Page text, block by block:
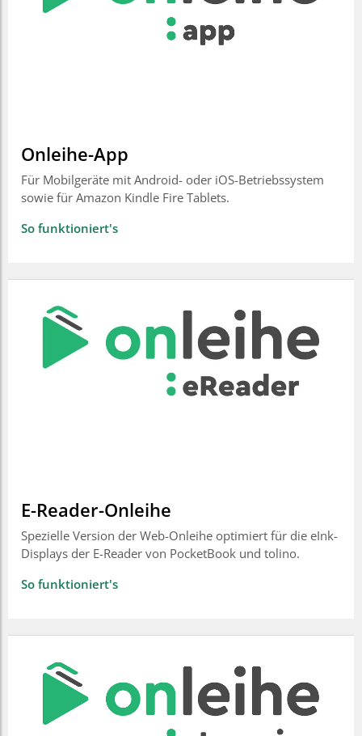
Onleihe-App
Für Mobilgeräte mit Android- oder iOS-Betriebssystem
sowie für Amazon Kindle Fire Tablets.
So funktioniert's
E-Reader-Onleihe
Spezielle Version der Web-Onleihe optimiert für die eInk-
Displays der E-Reader von PocketBook und tolino.
So funktioniert's